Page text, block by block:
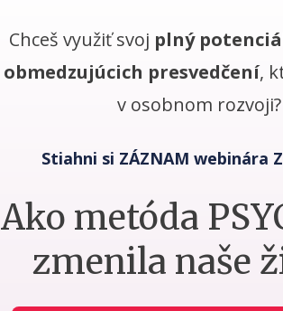
Chceš využiť svoj plný
obmedzujúcich presvedčení,
v osobnom rozvoji?
Stiahni si ZÁZNAM webinára
Ako metóda
zmenila naše